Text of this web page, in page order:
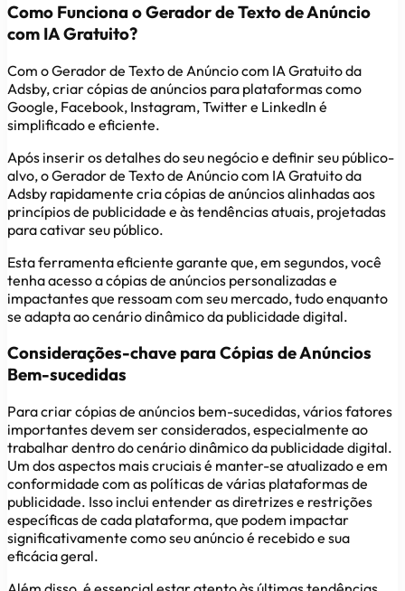
Como Funciona o Gerador de Texto de Anúncio
com IA Gratuito?
Com o Gerador de Texto de Anúncio com IA Gratuito da
Adsby, criar cópias de anúncios para plataformas como
Google, Facebook, Instagram, Twitter e LinkedIn é
simplificado e eficiente.
Após inserir os detalhes do seu negócio e definir seu público-
alvo, o Gerador de Texto de Anúncio com IA Gratuito da
Adsby rapidamente cria cópias de anúncios alinhadas aos
princípios de publicidade e às tendências atuais, projetadas
para cativar seu público.
Esta ferramenta eficiente garante que, em segundos, você
tenha acesso a cópias de anúncios personalizadas e
impactantes que ressoam com seu mercado, tudo enquanto
se adapta ao cenário dinâmico da publicidade digital.
Considerações-chave para Cópias de Anúncios
Bem-sucedidas
Para criar cópias de anúncios bem-sucedidas, vários fatores
importantes devem ser considerados, especialmente ao
trabalhar dentro do cenário dinâmico da publicidade digital.
Um dos aspectos mais cruciais é manter-se atualizado e em
conformidade com as políticas de várias plataformas de
publicidade. Isso inclui entender as diretrizes e restrições
específicas de cada plataforma, que podem impactar
significativamente como seu anúncio é recebido e sua
eficácia geral.